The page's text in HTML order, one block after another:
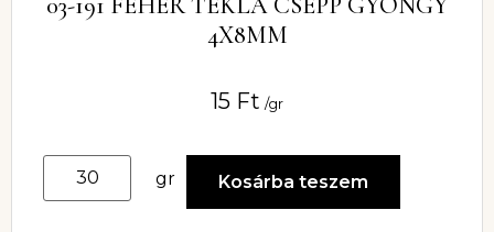
4X8MM
15 Ft /gr
gr Kosárba teszem